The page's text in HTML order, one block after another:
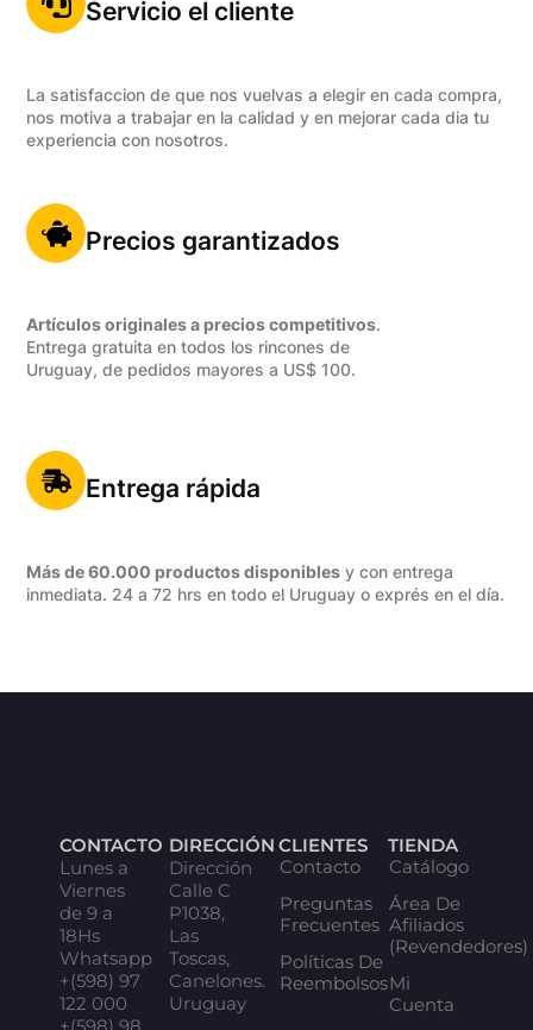
Servicio el cliente
La satisfaccion de que nos vuelvas a elegir en cada compra,
nos motiva a trabajar en la calidad y en mejorar cada dia tu
experiencia con nosotros.
Precios garantizados
Artículos originales a precios competitivos.
Entrega gratuita en todos los rincones de
Uruguay, de pedidos mayores a US$ 100.
Entrega rápida
Más de 60.000 productos disponibles y con entrega
inmediata. 24 a 72 hrs en todo el Uruguay o exprés en el día.
CONTACTO
Lunes a
Viernes
de 9 a
18Hs
Whatsapp
+(598) 97
122 000
DIRECCIÓN
Dirección
Calle C
P1038,
Las
Toscas,
Canelones.
Uruguay
CLIENTES
Contacto
Preguntas
Frecuentes
Políticas De
Reembolsos
TIENDA
Catálogo
Área De
Afiliados
(Revendedores)
Mi
Cuenta